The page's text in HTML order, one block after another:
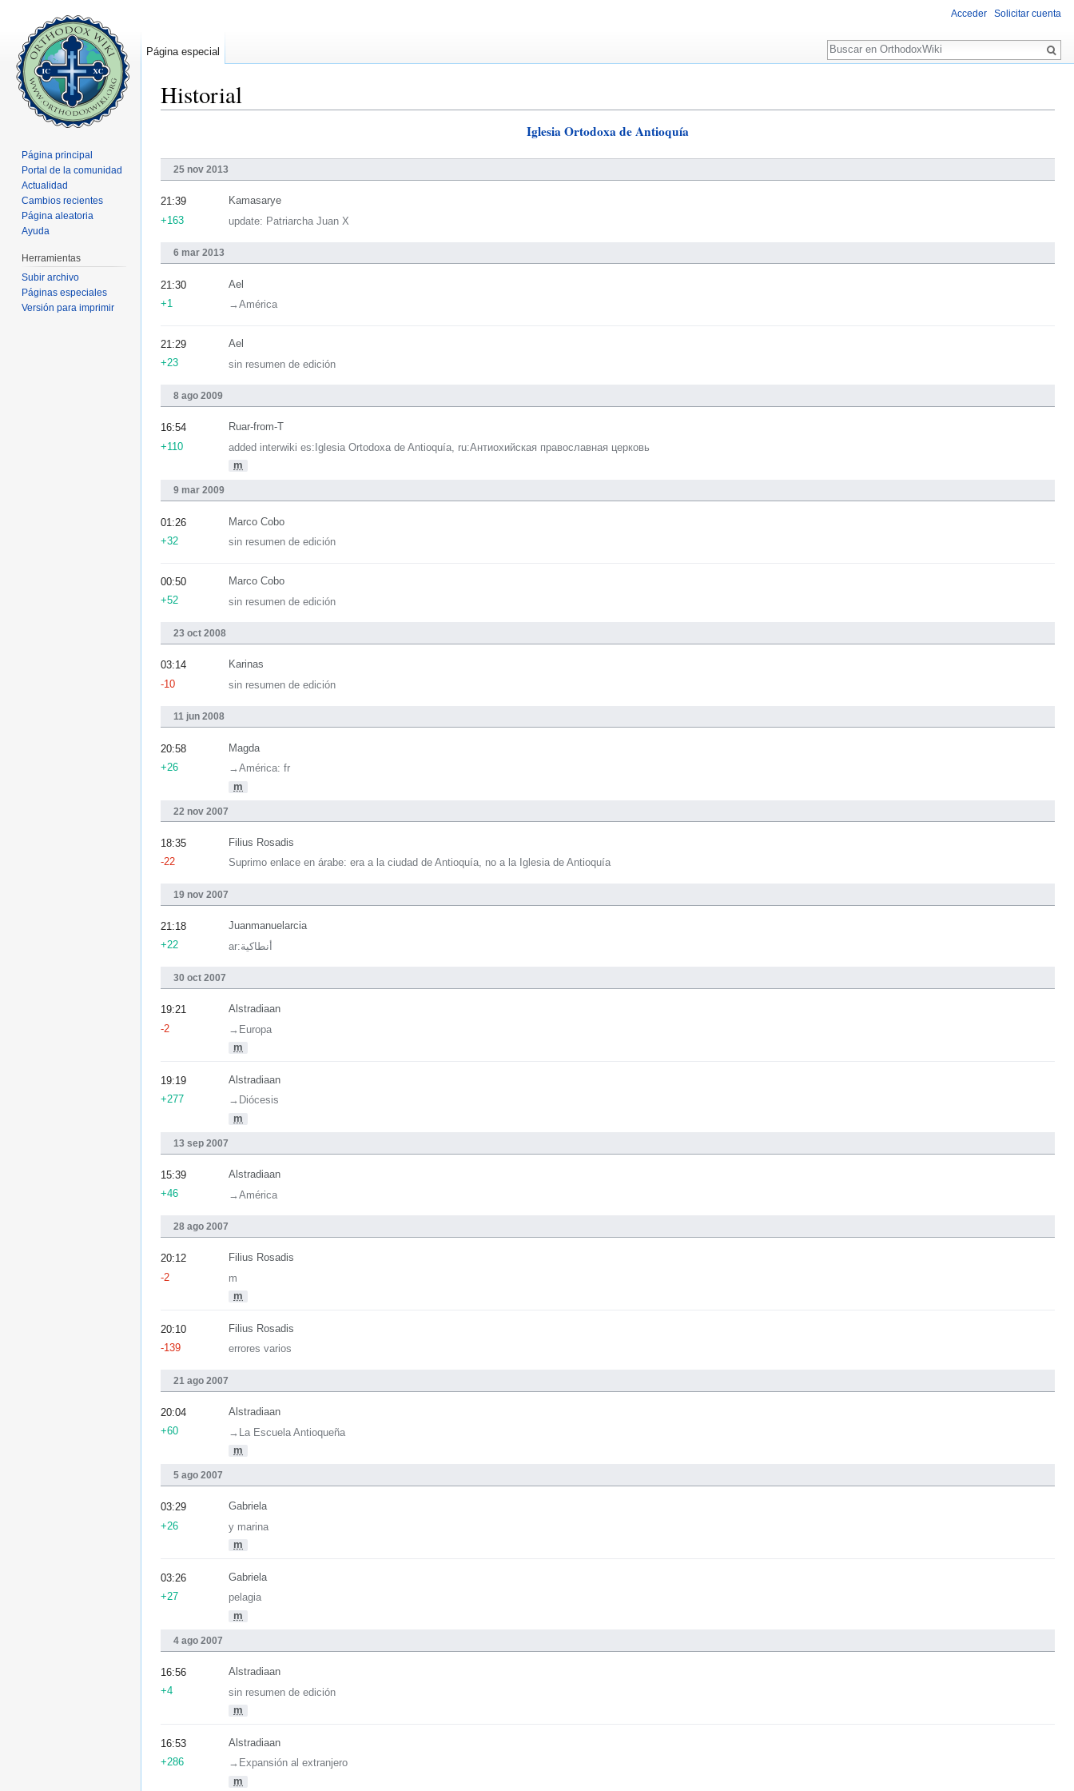
Historial
Iglesia Ortodoxa de Antioquía
25 nov 2013
Kamasarye
update: Patriarcha Juan X
21:39
+163
6 mar 2013
Ael
→‎América
21:30
+1
Ael
sin resumen de edición
21:29
+23
8 ago 2009
Ruar-from-T
added interwiki es:Iglesia Ortodoxa de Antioquía, ru:Антиохийская православная церковь
m
16:54
+110
9 mar 2009
Marco Cobo
sin resumen de edición
01:26
+32
Marco Cobo
sin resumen de edición
00:50
+52
23 oct 2008
Karinas
sin resumen de edición
03:14
-10
11 jun 2008
Magda
→‎América: fr
m
20:58
+26
22 nov 2007
Filius Rosadis
Suprimo enlace en árabe: era a la ciudad de Antioquía, no a la Iglesia de Antioquía
18:35
-22
19 nov 2007
Juanmanuelarcia
ar:أنطاكية
21:18
+22
30 oct 2007
Alstradiaan
→‎Europa
m
19:21
-2
Alstradiaan
→‎Diócesis
m
19:19
+277
13 sep 2007
Alstradiaan
→‎América
15:39
+46
28 ago 2007
Filius Rosadis
m
m
20:12
-2
Filius Rosadis
errores varios
20:10
-139
21 ago 2007
Alstradiaan
→‎La Escuela Antioqueña
m
20:04
+60
5 ago 2007
Gabriela
y marina
m
03:29
+26
Gabriela
pelagia
m
03:26
+27
4 ago 2007
Alstradiaan
sin resumen de edición
m
16:56
+4
Alstradiaan
→‎Expansión al extranjero
m
16:53
+286
Acceder Solicitar cuenta
Página especial
Buscar
Página principal
Portal de la comunidad
Actualidad
Cambios recientes
Página aleatoria
Ayuda
Herramientas
Subir archivo
Páginas especiales
Versión para imprimir